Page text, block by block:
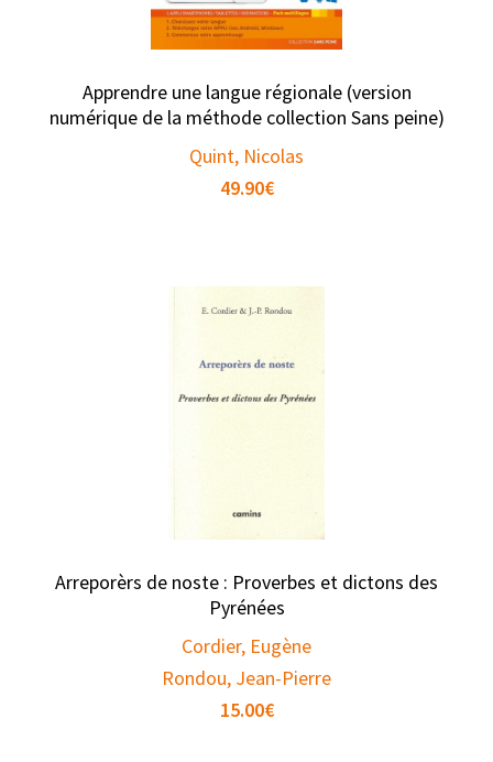
Apprendre une langue régionale (version
numérique de la méthode collection Sans peine)
Quint, Nicolas
49.90€
Arreporèrs de noste : Proverbes et dictons des
Pyrénées
Cordier, Eugène
Rondou, Jean-Pierre
15.00€